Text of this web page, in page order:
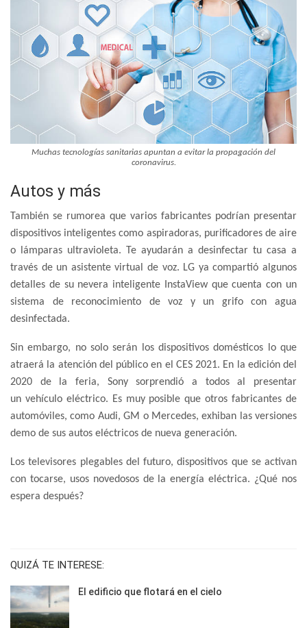
Muchas tecnologías sanitarias apuntan a evitar la propagación del
coronavirus.
Autos y más
También se rumorea que varios fabricantes podrían presentar
dispositivos inteligentes como aspiradoras, purificadores de aire
o lámparas ultravioleta. Te ayudarán a desinfectar tu casa a
través de un asistente virtual de voz. LG ya compartió algunos
detalles de su nevera inteligente InstaView que cuenta con un
sistema de reconocimiento de voz y un grifo con agua
desinfectada.
Sin embargo, no solo serán los dispositivos domésticos lo que
atraerá la atención del público en el CES 2021. En la edición del
2020 de la feria, Sony sorprendió a todos al presentar
un vehículo eléctrico. Es muy posible que otros fabricantes de
automóviles, como Audi, GM o Mercedes, exhiban las versiones
demo de sus autos eléctricos de nueva generación.
Los televisores plegables del futuro, dispositivos que se activan
con tocarse, usos novedosos de la energía eléctrica. ¿Qué nos
espera después?
QUIZÁ TE INTERESE:
El edificio que flotará en el cielo